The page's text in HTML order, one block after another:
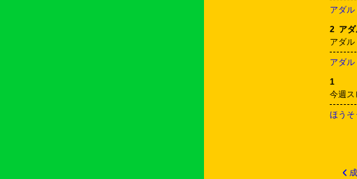
アダル
2 ア
アダル
アダル
1
今週ス
ほうそ